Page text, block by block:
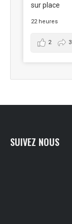
sur place
22 heures
2 3
SUIVEZ NOUS